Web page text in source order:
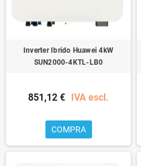
Inverter Ibrido Huawei 4kW
SUN2000-4KTL-LB0
851,12 € IVA escl.
COMPRA